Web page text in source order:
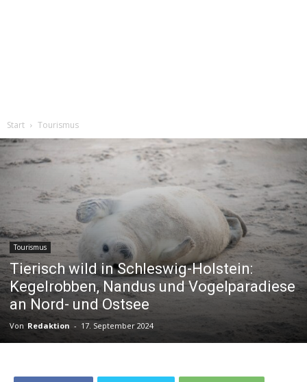
Start Tourismus
Tourismus
Tierisch wild in Schleswig-Holstein:
Kegelrobben, Nandus und Vogelparadiese
an Nord- und Ostsee
Von Redaktion - 17. September 2024